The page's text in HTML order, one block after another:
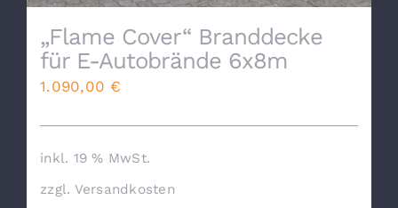
„Flame Cover“ Branddecke
für E-Autobrände 6x8m
1.090,00 €
inkl. 19 % MwSt.
zzgl. Versandkosten